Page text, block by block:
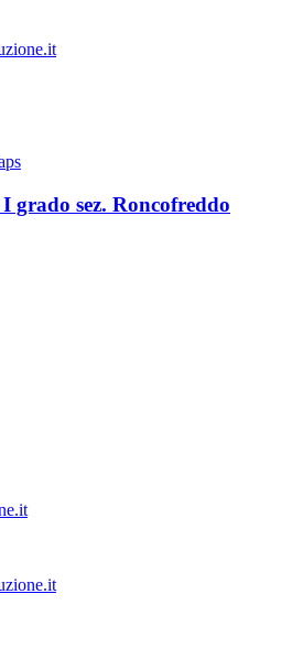
grado sez. Roncofreddo